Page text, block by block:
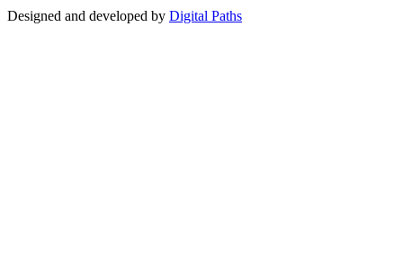
Designed and developed by Digital Paths